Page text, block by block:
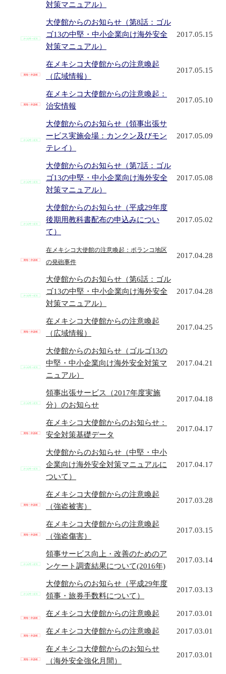
対策マニュアル）
大使館からのお知らせ（第8話：ゴル
ゴ13の中堅・中小企業向け海外安全
対策マニュアル）
2017.05.15
在メキシコ大使館からの注意喚起
（広域情報）
2017.05.15
在メキシコ大使館からの注意喚起：
治安情報
2017.05.10
大使館からのお知らせ（領事出張サ
ービス実施会場：カンクン及びモン
テレイ）
2017.05.09
大使館からのお知らせ（第7話：ゴル
ゴ13の中堅・中小企業向け海外安全
対策マニュアル）
2017.05.08
大使館からのお知らせ（平成29年度
後期用教科書配布の申込みについ
て）
2017.05.02
在メキシコ大使館の注意喚起：ポランコ地区
の発砲事件
2017.04.28
大使館からのお知らせ（第6話：ゴル
ゴ13の中堅・中小企業向け海外安全
対策マニュアル）
2017.04.28
在メキシコ大使館からの注意喚起
（広域情報）
2017.04.25
大使館からのお知らせ（ゴルゴ13の
中堅・中小企業向け海外安全対策マ
ニュアル）
2017.04.21
領事出張サービス（2017年度実施
分）のお知らせ
2017.04.18
在メキシコ大使館からのお知らせ：
安全対策基礎データ
2017.04.17
大使館からのお知らせ（中堅・中小
企業向け海外安全対策マニュアルに
ついて）
2017.04.17
在メキシコ大使館からの注意喚起
（強盗被害）
2017.03.28
在メキシコ大使館からの注意喚起
（強盗傷害）
2017.03.15
領事サービス向上・改善のためのア
ンケート調査結果について(2016年)
2017.03.14
大使館からのお知らせ（平成29年度
領事・旅券手数料について）
2017.03.13
在メキシコ大使館からの注意喚起 2017.03.01
在メキシコ大使館からの注意喚起 2017.03.01
在メキシコ大使館からのお知らせ
（海外安全強化月間）
2017.03.01